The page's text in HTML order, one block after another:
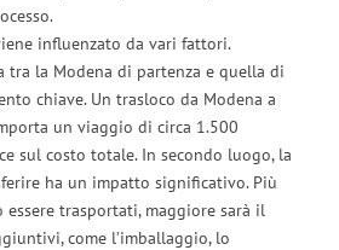
influenzato da vari fattori.
tra la Modena di partenza e quella di
chiave. Un trasloco da Modena a
un viaggio di circa 1.500
sul costo totale. In secondo luogo, la
ha un impatto significativo. Più
trasportati, maggiore sarà il
come l’imballaggio, lo